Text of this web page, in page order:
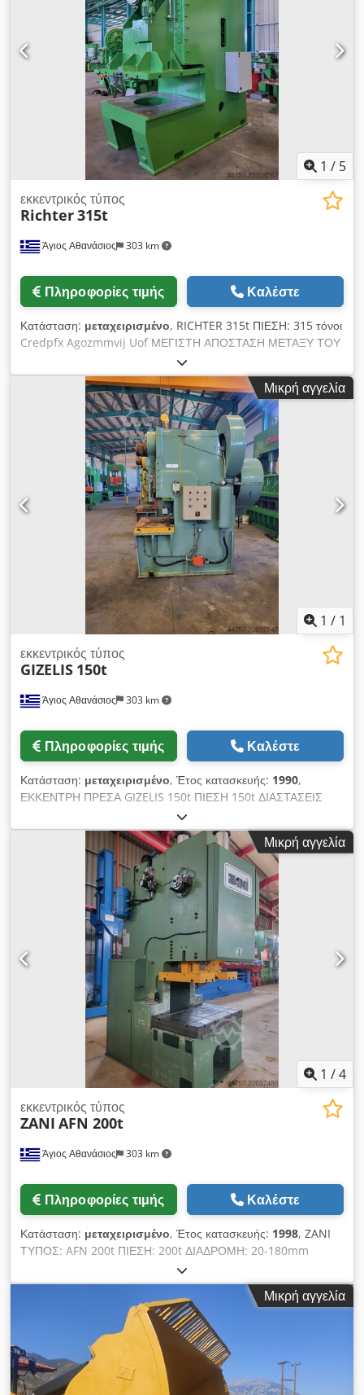
1 / 5
Άγιος Αθανάσιος 303 km
εκκεντρικός τύπος
Richter315t
Πληροφορίες τιμής Καλέστε
Κατάσταση: μεταχειρισμένο, RICHTER 315t ΠΙΕΣΗ: 315 τόνοι
Credpfx Agozmmvij Uof ΜΕΓΙΣΤΗ ΑΠΟΣΤΑΣΗ ΜΕΤΑΞΥ ΤΟΥ
ΠΙΣΤΟΥ ΚΑΙ ΤΟΥ ΤΡΑΠΕΖΙΟΥ: 500 χιλ. ΔΙΑΣΤΑΣΕΙΣ
ΤΡΑΠΕΖΙΟΥ: 1500x1250 χιλ. ΒΑΡΟΣ: 23.000 κιλά
Μικρή αγγελία
1 / 1
Άγιος Αθανάσιος 303 km
εκκεντρικός τύπος
GIZELIS 150t
Πληροφορίες τιμής Καλέστε
Κατάσταση: μεταχειρισμένο, Έτος κατασκευής: 1990,
ΕΚΚΕΝΤΡΗ ΠΡΕΣΑ GIZELIS 150t ΠΙΕΣΗ 150t ΔΙΑΣΤΑΣΕΙΣ
ΤΡΑΠΕΖΙΟΥ 1000x660mm ΔΙΑΔΡΟΜΗ 120-220mm Cjdpfx
Agox N Sr Dj Ujrf ΙΣΧΥΣ 11kW ΜΕ ΥΔΡΑΥΛΙΚΟ ΣΥΣΤΗΜΑ
ΣΦΙΞΙΜΑΤΟΣ
Μικρή αγγελία
1 /4
Άγιος Αθανάσιος 303 km
εκκεντρικός τύπος
ZANI AFN 200t
Πληροφορίες τιμής Καλέστε
Κατάσταση: μεταχειρισμένο, Έτος κατασκευής: 1998, ZANI
ΤΥΠΟΣ: AFN 200t ΠΙΕΣΗ: 200t ΔΙΑΔΡΟΜΗ: 20-180mm
ΧΤΥΠΗΜΑΤΑ ΑΝΑ ΛΕΠΤΟ: 50 ΙΣΧΥΣ: 15kW ΔΙΑΣΤΑΣΕΙΣ
ΕΠΑΝΩ ΤΡΑΠΕΖΙΟΥ: 1100x760mm ΔΙΑΣΤΑΣΕΙΣ ΚΑΤΩ
ΤΡΑΠΕΖΙΟΥ: 1300x850mm ΒΑΡΟΣ: 19,5t ΕΤΟΣ: 1998
Cedpfozau Uuex Ag Uerf ΚΑΤΑΣΚΕΥΗ ΣΤΗΝ ΙΤΑΛΙΑ
Μικρή αγγελία